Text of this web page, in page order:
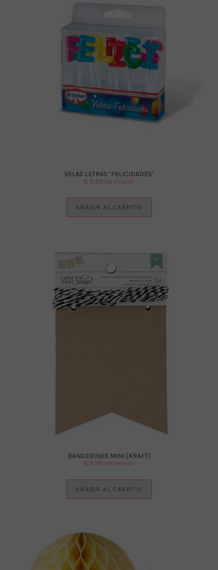
VELAS LETRAS ‘FELICIDADES’
€3.50 IVA Incluido
AÑADIR AL CARRITO
BANDERINES MINI (KRAFT)
€3.90 IVA Incluido
AÑADIR AL CARRITO